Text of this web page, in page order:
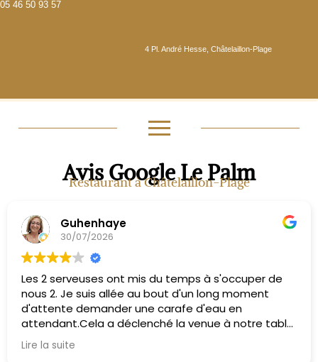
05 46 50 93 57
4 Pl. André Hesse, Châtelaillon-Plage
Avis Google Le Palm
Restaurant à Châtelaillon-Plage
Guhenhaye
30/07/2026
Les 2 serveuses ont mis du temps à s'occuper de
nous 2. Je suis allée au bout d'un long moment
d'attente demander une carafe d'eau en
attendant.Cela a déclenché la venue à notre table.
Le poke bowl mériterait d'être assaisonné par les
clients car il était très salé et j'aurai bien aimé
Lire la suite